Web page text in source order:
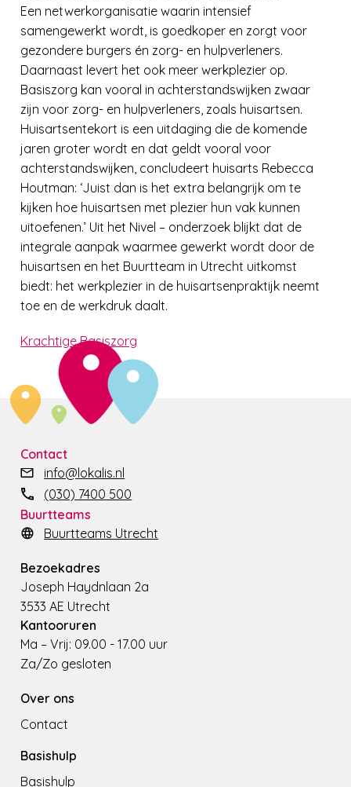
Een netwerkorganisatie waarin intensief
samengewerkt wordt, is goedkoper en zorgt voor
gezondere burgers én zorg- en hulpverleners.
Daarnaast levert het ook meer werkplezier op.
Basiszorg kan vooral in achterstandswijken zwaar
zijn voor zorg- en hulpverleners, zoals huisartsen.
Huisartsentekort is een uitdaging die de komende
jaren groter wordt en dat geldt vooral voor
achterstandswijken, concludeert huisarts Rebecca
Houtman: ‘Juist dan is het extra belangrijk om te
kijken hoe huisartsen met plezier hun vak kunnen
uitoefenen.’ Uit het Nivel – onderzoek blijkt dat de
integrale aanpak waarmee gewerkt wordt door de
huisartsen en het Buurtteam in Utrecht uitkomst
biedt: het werkplezier in de huisartsenpraktijk neemt
toe en de werkdruk daalt.
Krachtige Basiszorg
Contact
info@lokalis.nl
(030) 7400 500
Buurtteams
Buurtteams Utrecht
Bezoekadres
Joseph Haydnlaan 2a
3533 AE Utrecht
Kantooruren
Ma – Vrij: 09.00 - 17.00 uur
Za/Zo gesloten
Over ons
Contact
Basishulp
Basishulp